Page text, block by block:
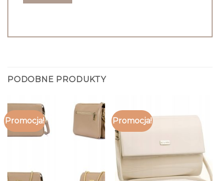
PODOBNE PRODUKTY
Promocja! Promocja!